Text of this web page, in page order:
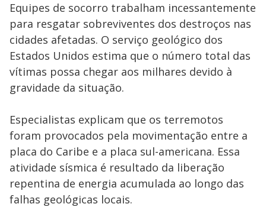
Equipes de socorro trabalham incessantemente
para resgatar sobreviventes dos destroços nas
cidades afetadas. O serviço geológico dos
Estados Unidos estima que o número total das
vítimas possa chegar aos milhares devido à
gravidade da situação.
Especialistas explicam que os terremotos
foram provocados pela movimentação entre a
placa do Caribe e a placa sul-americana. Essa
atividade sísmica é resultado da liberação
repentina de energia acumulada ao longo das
falhas geológicas locais.